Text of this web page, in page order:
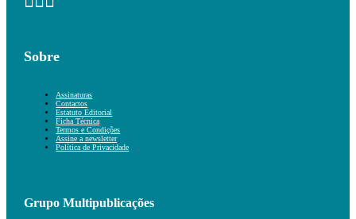
Sobre
Assinaturas
Contactos
Estatuto Editorial
Ficha Técnica
Termos e Condições
Assine a newsletter
Política de Privacidade
Grupo Multipublicações